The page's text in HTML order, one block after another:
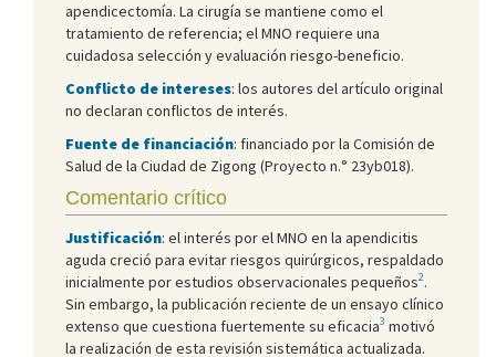
apendicectomía. La cirugía se mantiene como el
tratamiento de referencia; el MNO requiere una
cuidadosa selección y evaluación riesgo-beneficio.
Conflicto de intereses: los autores del artículo original
no declaran conflictos de interés.
Fuente de financiación: financiado por la Comisión de
Salud de la Ciudad de Zigong (Proyecto n.° 23yb018).
Comentario crítico
Justificación: el interés por el MNO en la apendicitis
aguda creció para evitar riesgos quirúrgicos, respaldado
inicialmente por estudios observacionales pequeños2.
Sin embargo, la publicación reciente de un ensayo clínico
extenso que cuestiona fuertemente su eficacia3 motivó
la realización de esta revisión sistemática actualizada.